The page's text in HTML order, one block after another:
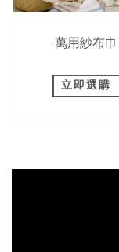
萬用紗布巾
立即選購